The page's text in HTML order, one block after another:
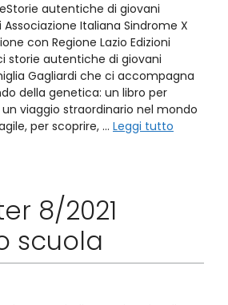
autentiche di giovani
Italiana Sindrome X
con Regione Lazio Edizioni
storie autentiche di giovani
Gagliardi che ci accompagna
della genetica: un libro per
viaggio straordinario nel mondo
per scoprire, … Leggi tutto
8/2021
scuola